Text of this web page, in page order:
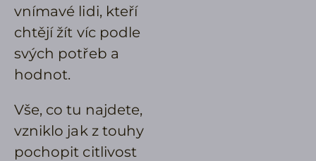
vnímavé lidi, kteří
chtějí žít víc podle
svých potřeb a
hodnot.
Vše, co tu najdete,
vzniklo jak z touhy
pochopit citlivost